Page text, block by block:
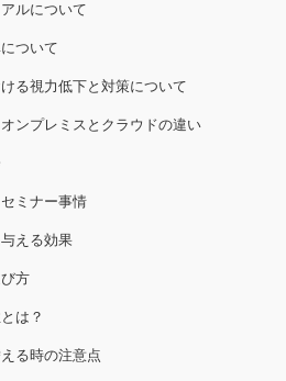
ルについて
ついて
る視力低下と対策について
ンプレミスとクラウドの違い
ミナー事情
える効果
方
は？
る時の注意点